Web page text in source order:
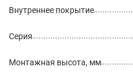
Внутреннее покрытие
Серия
Монтажная высота, мм